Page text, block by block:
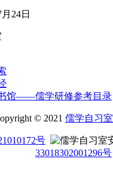
24日
馆——儒学研修参考目录
© 2021 儒学自习室
号
33018302001296号